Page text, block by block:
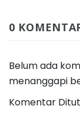
0
Belum ada
menanggapi
Komentar